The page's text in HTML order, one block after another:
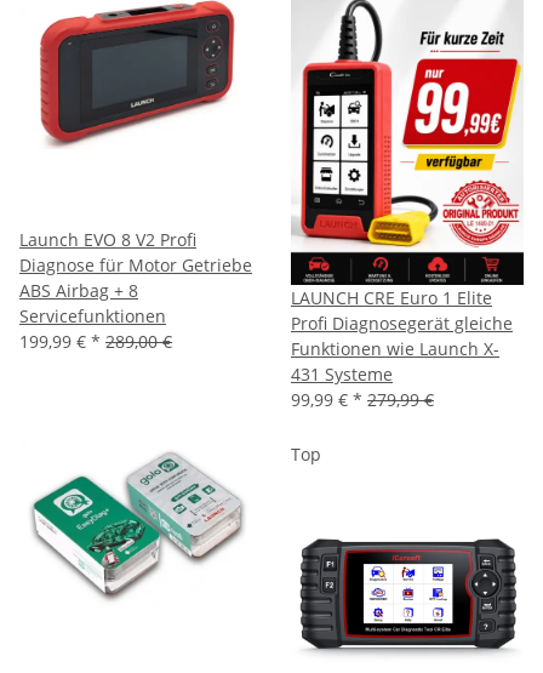
Launch EVO 8 V2 Profi
Diagnose für Motor Getriebe
ABS Airbag + 8
Servicefunktionen
199,99 € * 289,00 €
LAUNCH CRE Euro 1 Elite
Profi Diagnosegerät gleiche
Funktionen wie Launch X-
431 Systeme
99,99 € * 279,99 €
Top